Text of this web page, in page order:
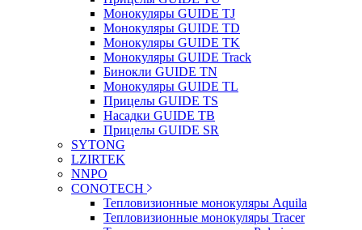
Монокуляры GUIDE TJ
Монокуляры GUIDE TD
Монокуляры GUIDE TK
Монокуляры GUIDE Track
Бинокли GUIDE TN
Монокуляры GUIDE TL
Прицелы GUIDE TS
Насадки GUIDE TB
Прицелы GUIDE SR
SYTONG
LZIRTEK
NNPO
CONOTECH
Тепловизионные монокуляры Aquila
Тепловизионные монокуляры Tracer